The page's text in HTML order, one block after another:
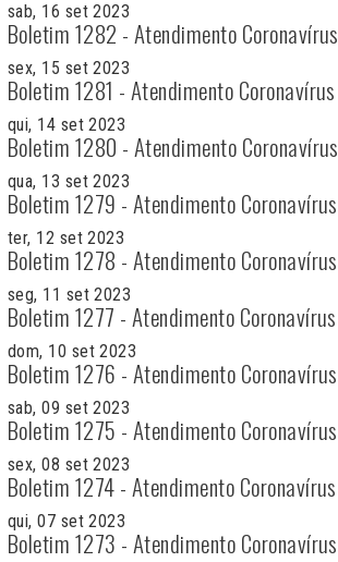
sab, 16 set 2023
Boletim 1282 - Atendimento Coronavírus
sex, 15 set 2023
Boletim 1281 - Atendimento Coronavírus
qui, 14 set 2023
Boletim 1280 - Atendimento Coronavírus
qua, 13 set 2023
Boletim 1279 - Atendimento Coronavírus
ter, 12 set 2023
Boletim 1278 - Atendimento Coronavírus
seg, 11 set 2023
Boletim 1277 - Atendimento Coronavírus
dom, 10 set 2023
Boletim 1276 - Atendimento Coronavírus
sab, 09 set 2023
Boletim 1275 - Atendimento Coronavírus
sex, 08 set 2023
Boletim 1274 - Atendimento Coronavírus
qui, 07 set 2023
Boletim 1273 - Atendimento Coronavírus